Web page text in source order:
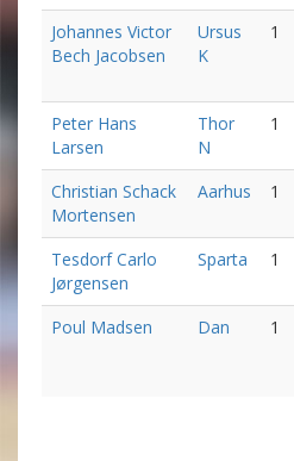
Johannes Victor
Bech Jacobsen
Ursus
K
1
Peter Hans
Larsen
Thor
N
1
Christian Schack
Mortensen
Aarhus 1
Tesdorf Carlo
Jørgensen
Sparta 1
Poul Madsen
Dan 1